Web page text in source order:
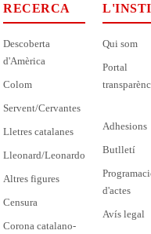
RECERCA
Descoberta
d'Amèrica
Colom
Servent/Cervantes
Lletres catalanes
Lleonard/Leonardo
Altres figures
Censura
Corona catalano-
Qui som
Portal
Adhesions
Butlletí
d'actes
Avís legal